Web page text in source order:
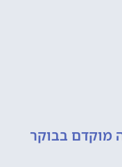
בבוקר